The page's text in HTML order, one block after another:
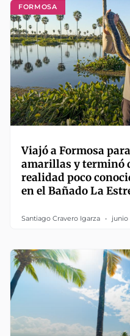
FORMOSA
Viajó a Formosa
amarillas y terminó
realidad poco
en el Bañado La
Santiago Cravero Igarza junio